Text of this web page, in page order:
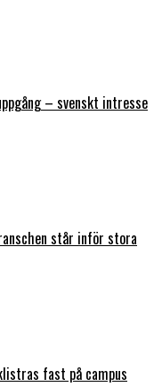
– svenskt intresse
står inför stora
fast på campus